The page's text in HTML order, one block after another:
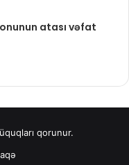
atası vəfat
qorunur.